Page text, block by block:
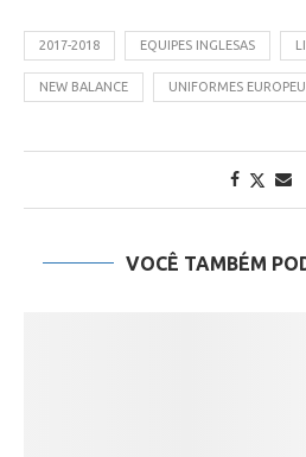
2017-2018 EQUIPES INGLESAS
NEW BALANCE UNIFORMES
VOCÊ TAMBÉM